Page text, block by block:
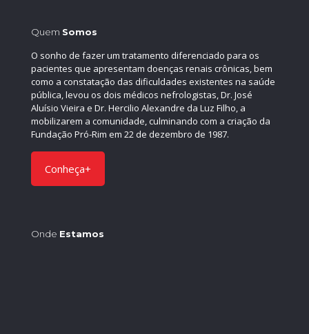
Quem Somos
O sonho de fazer um tratamento diferenciado para os
pacientes que apresentam doenças renais crônicas, bem
como a constatação das dificuldades existentes na saúde
pública, levou os dois médicos nefrologistas, Dr. José
Aluísio Vieira e Dr. Hercilio Alexandre da Luz Filho, a
mobilizarem a comunidade, culminando com a criação da
Fundação Pró-Rim em 22 de dezembro de 1987.
Conheça+
Onde Estamos